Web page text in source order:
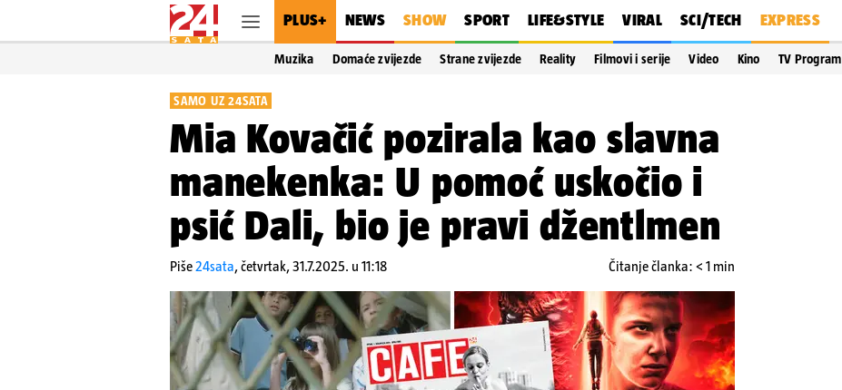
PLUS+ NEWS SHOW SPORT LIFE&STYLE VIRAL SCI/TECH EXPRESS
Muzika Domaće zvijezde Strane zvijezde Reality Filmovi i serije Video Kino TV Program
SAMO UZ 24SATA
Mia Kovačić pozirala kao slavna
manekenka: U pomoć uskočio i
psić Dali, bio je pravi džentlmen
Piše24sata,četvrtak, 31.7.2025. u 11:18 Čitanje članka: < 1 min